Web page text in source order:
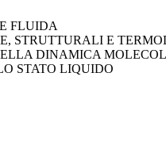
FLUIDA
STRUTTURALI E
DINAMICA
STATO LIQUIDO